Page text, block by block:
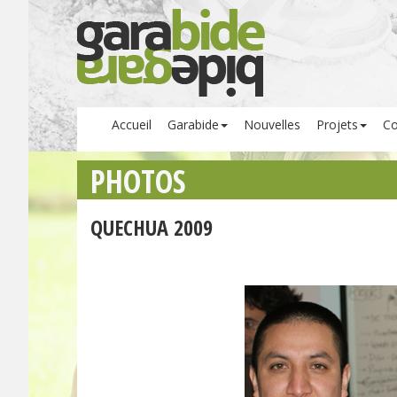
Accueil Garabide Nouvelles Projets
PHOTOS
QUECHUA 2009